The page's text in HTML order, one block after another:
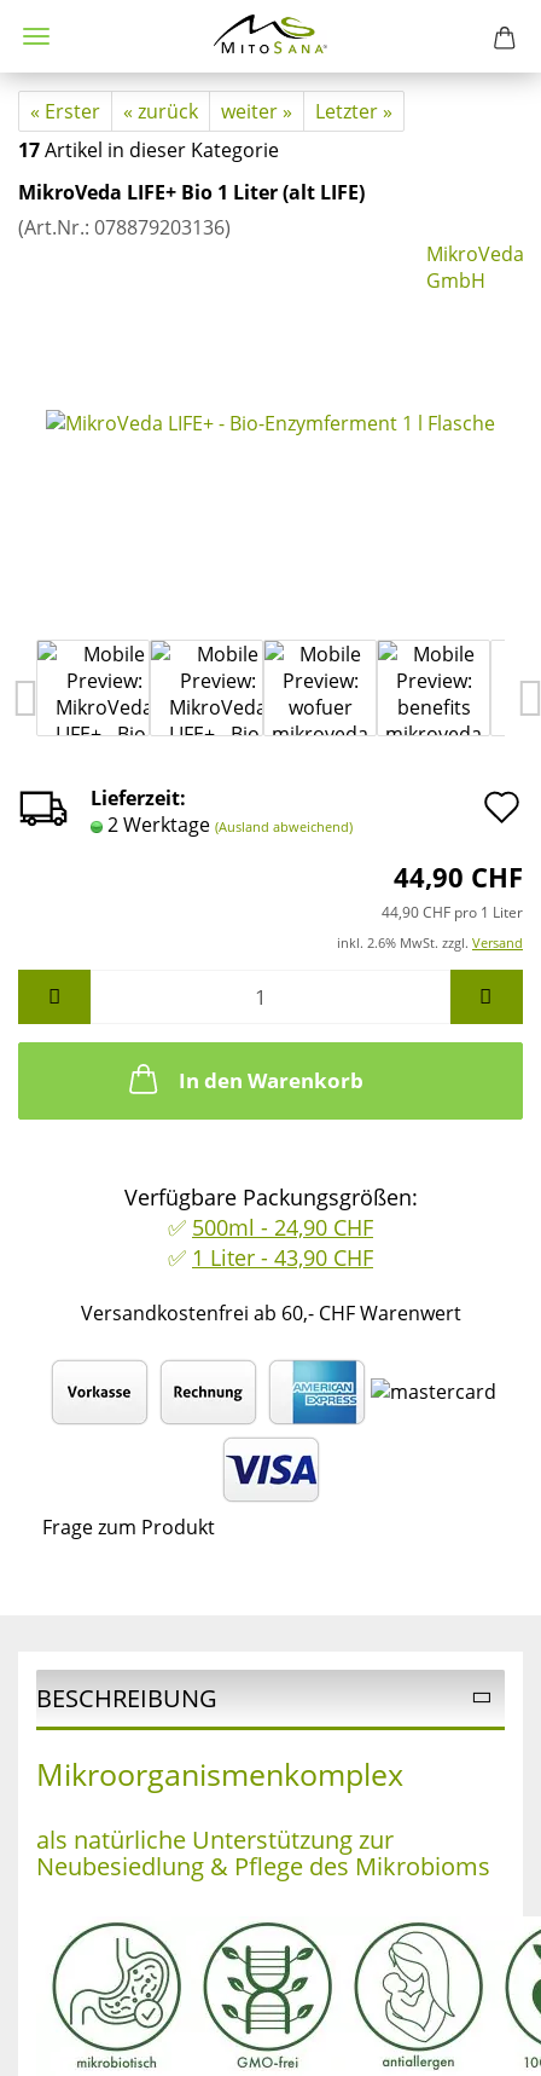
« Erster « zurück weiter »
Letzter »
17Artikel in dieser Kategorie
Mi­kro­Ve­da LIFE+ Bio 1 Liter (alt LIFE)
(Art.Nr.: 078879203136)
MikroVeda
GmbH
Lieferzeit:
2 Werktage (Ausland abweichend)
44,90 CHF
44,90 CHF pro 1 Liter
inkl. 2.6% MwSt. zzgl. Versand
In den Warenkorb
Verfügbare Packungsgrößen:
✅ 500ml - 24,90 CHF
✅ 1 Liter - 43,90 CHF
Versandkostenfrei ab 60,- CHF Warenwert
Frage zum Produkt
BESCHREIBUNG
Mikroorganismenkomplex
als natürliche Unterstützung zur
Neubesiedlung & Pflege des Mikrobioms